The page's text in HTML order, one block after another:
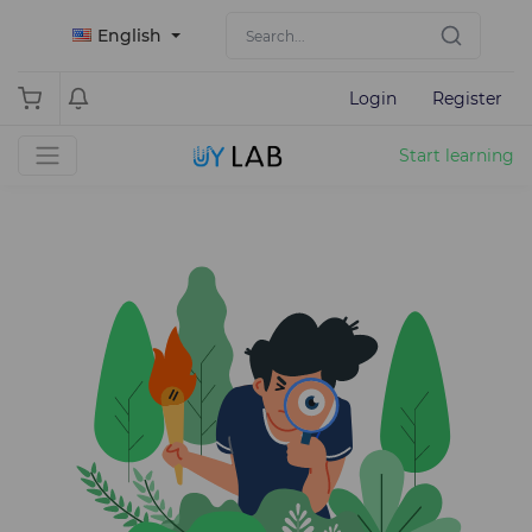
English
Login Register
Start learning